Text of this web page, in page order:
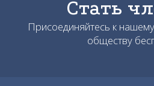
Стать
Присоединяйтесь к
обществу